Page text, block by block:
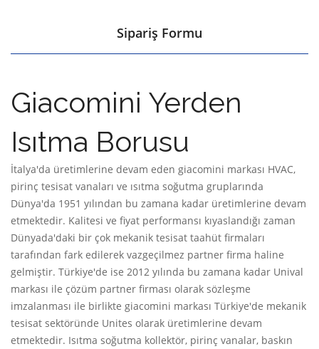
Sipariş Formu
Giacomini Yerden
Isıtma Borusu
İtalya'da üretimlerine devam eden giacomini markası HVAC,
pirinç tesisat vanaları ve ısıtma soğutma gruplarında
Dünya'da 1951 yılından bu zamana kadar üretimlerine devam
etmektedir. Kalitesi ve fiyat performansı kıyaslandığı zaman
Dünyada'daki bir çok mekanik tesisat taahüt firmaları
tarafından fark edilerek vazgeçilmez partner firma haline
gelmiştir. Türkiye'de ise 2012 yılında bu zamana kadar Unival
markası ile çözüm partner firması olarak sözleşme
imzalanması ile birlikte giacomini markası Türkiye'de mekanik
tesisat sektöründe Unites olarak üretimlerine devam
etmektedir. Isıtma soğutma kollektör, pirinç vanalar, baskın